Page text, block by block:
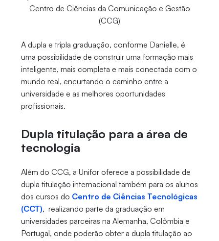
Centro de Ciências da Comunicação e Gestão
(CCG)
A dupla e tripla graduação, conforme Danielle, é
uma possibilidade de construir uma formação mais
inteligente, mais completa e mais conectada com o
mundo real, encurtando o caminho entre a
universidade e as melhores oportunidades
profissionais.
Dupla titulação para a área de
tecnologia
Além do CCG, a Unifor oferece a possibilidade de
dupla titulação internacional também para os alunos
dos cursos do Centro de Ciências Tecnológicas
(CCT), realizando parte da graduação em
universidades parceiras na Alemanha, Colômbia e
Portugal, onde poderão obter a dupla titulação ao